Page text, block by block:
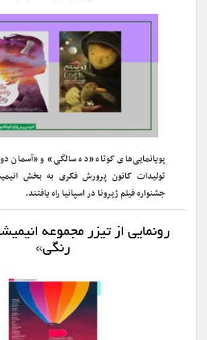
پویانمایی‌های کوتاه «ده سالگی» و «آسمان
تولیدات کانون پرورش فکری به بخش
جشنواره فیلم ژیرونا در اسپانیا راه یافتند.
رونمایی از تیزر مجموعه
رنگی»